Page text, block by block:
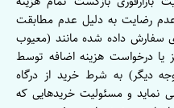
رضایت به دلیل عدم مطابقت
سفارش داده شده مانند (معیوب
یا درخواست هزینه اضافه توسط
دیگر) به شرط خرید از درگاه
و مسئولیت خریدهایی که